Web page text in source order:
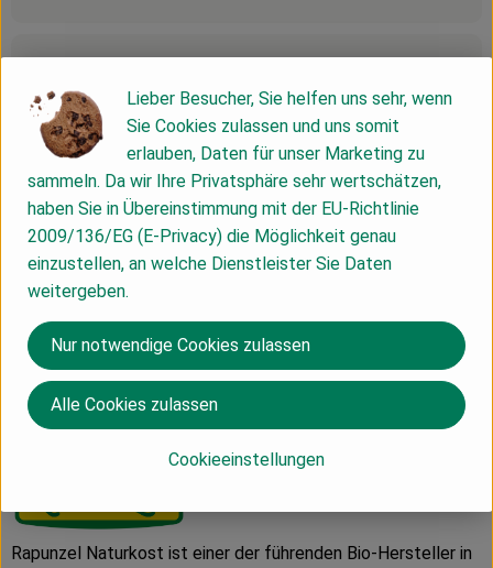
Nährwert-Info
Produktdatenblatt
Herkunft
DE
Rapunzel
Rapunzel Naturkost ist einer der führenden Bio-Hersteller in
Lieber Besucher, Sie helfen uns sehr, wenn
Sie Cookies zulassen und uns somit
erlauben, Daten für unser Marketing zu
sammeln. Da wir Ihre Privatsphäre sehr wertschätzen,
haben Sie in Übereinstimmung mit der EU-Richtlinie
2009/136/EG (E-Privacy) die Möglichkeit genau
einzustellen, an welche Dienstleister Sie Daten
weitergeben.
Cookieeinstellungen
Nur notwendige Cookies zulassen
Alle Cookies zulassen